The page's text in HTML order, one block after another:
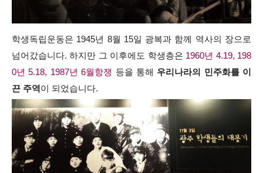
학생독립운동은 1945년 8월 15일 광복과 함께 역사의 장으로
넘어갔습니다. 하지만 그 이후에도 학생층은 1960년 4.19, 198
0년 5.18, 1987년 6월항쟁 등을 통해 우리나라의 민주화를 이
끈 주역이 되었습니다.